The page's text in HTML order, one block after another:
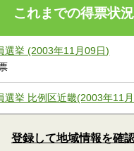
これまでの得票状況
選挙 (2003年11月09日)
選挙 比例区近畿(2003年11
登録して地域情報を確